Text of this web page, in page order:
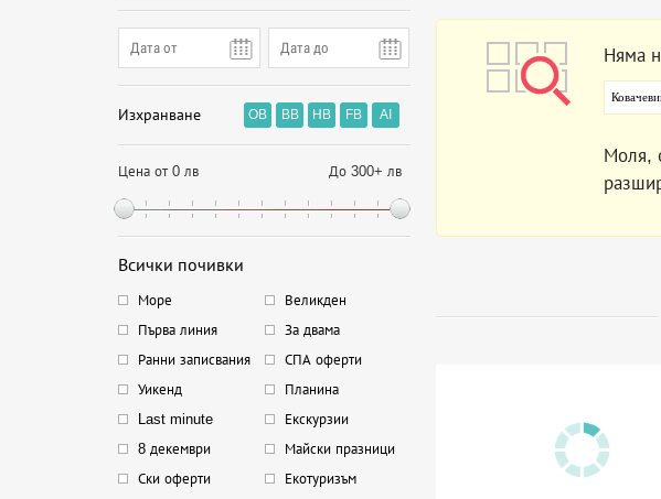
Изхранване OB BB HB FB AI
Цена от 0 лв До 300+ лв
Всички почивки
Море
Великден
Първа линия
За двама
Ранни записвания
СПА оферти
Уикенд
Планина
Last minute
Екскурзии
8 декември
Майски празници
Ски оферти
Екотуризъм
Няма
Моля,